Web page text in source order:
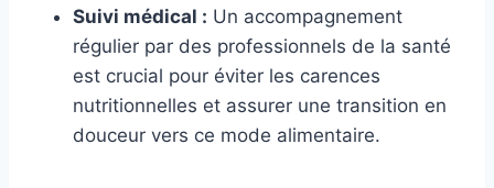
Suivi médical : Un accompagnement
régulier par des professionnels de la santé
est crucial pour éviter les carences
nutritionnelles et assurer une transition en
douceur vers ce mode alimentaire.